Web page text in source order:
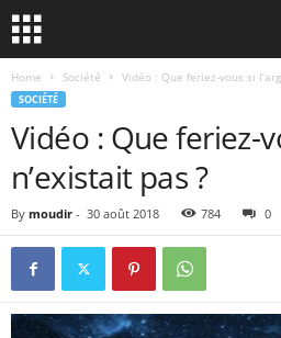
Home Société Vidéo : Que feriez-vous si
SOCIÉTÉ
Vidéo : Que feriez-
n’existait pas ?
By moudir - 30 août 2018 784 0